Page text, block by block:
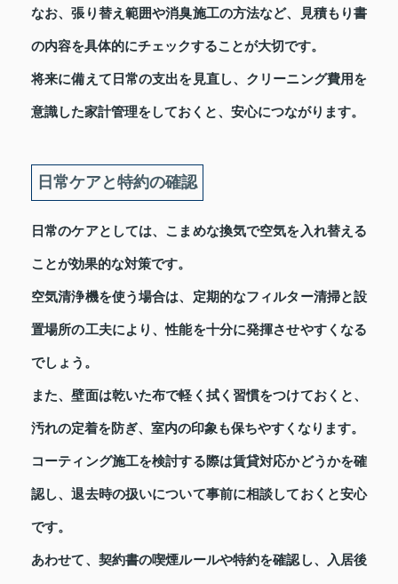
なお、張り替え範囲や消臭施工の方法など、見積もり書
の内容を具体的にチェックすることが大切です。
将来に備えて日常の支出を見直し、クリーニング費用を
意識した家計管理をしておくと、安心につながります。
日常ケアと特約の確認
日常のケアとしては、こまめな換気で空気を入れ替える
ことが効果的な対策です。
空気清浄機を使う場合は、定期的なフィルター清掃と設
置場所の工夫により、性能を十分に発揮させやすくなる
でしょう。
また、壁面は乾いた布で軽く拭く習慣をつけておくと、
汚れの定着を防ぎ、室内の印象も保ちやすくなります。
コーティング施工を検討する際は賃貸対応かどうかを確
認し、退去時の扱いについて事前に相談しておくと安心
です。
あわせて、契約書の喫煙ルールや特約を確認し、入居後